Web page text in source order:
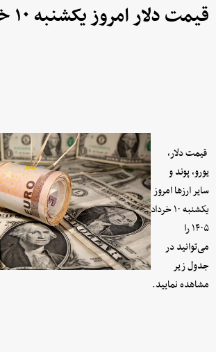
قیمت دلار امروز یکشنبه ۱۰ خرداد ۱۴۰۵
قیمت دلار،
یورو، پوند و
سایر ارز‌ها امروز
یکشنبه ۱۰ خرداد
۱۴۰۵ را
می‌توانید در
جدول زیر
مشاهده نمایید.